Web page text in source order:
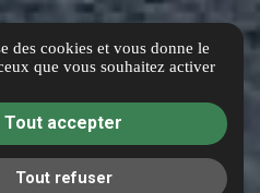
Provence
Gauthier de la
des cookies et vous donne le
que vous souhaitez activer
Tout accepter
Tout refuser